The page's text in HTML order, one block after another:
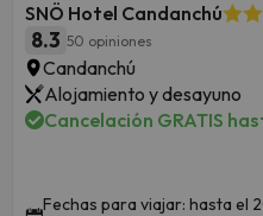
SNÖ Hotel Candanchú
8.3 50 opiniones
Candanchú
Alojamiento y desayuno
Cancelación GRATIS
Fechas para viajar: hasta el